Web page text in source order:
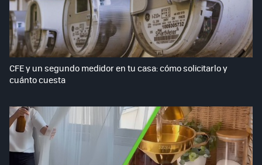
CFE y un segundo medidor en tu casa: cómo solicitarlo y
cuánto cuesta